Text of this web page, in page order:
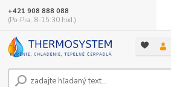
+421 908 888 088
(Po-Pia, 8-15:30 hod.)